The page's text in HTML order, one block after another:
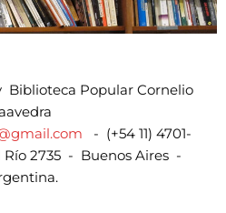
Biblioteca Popular Cornelio
- (+54 11) 4701-
Río 2735 - Buenos Aires -